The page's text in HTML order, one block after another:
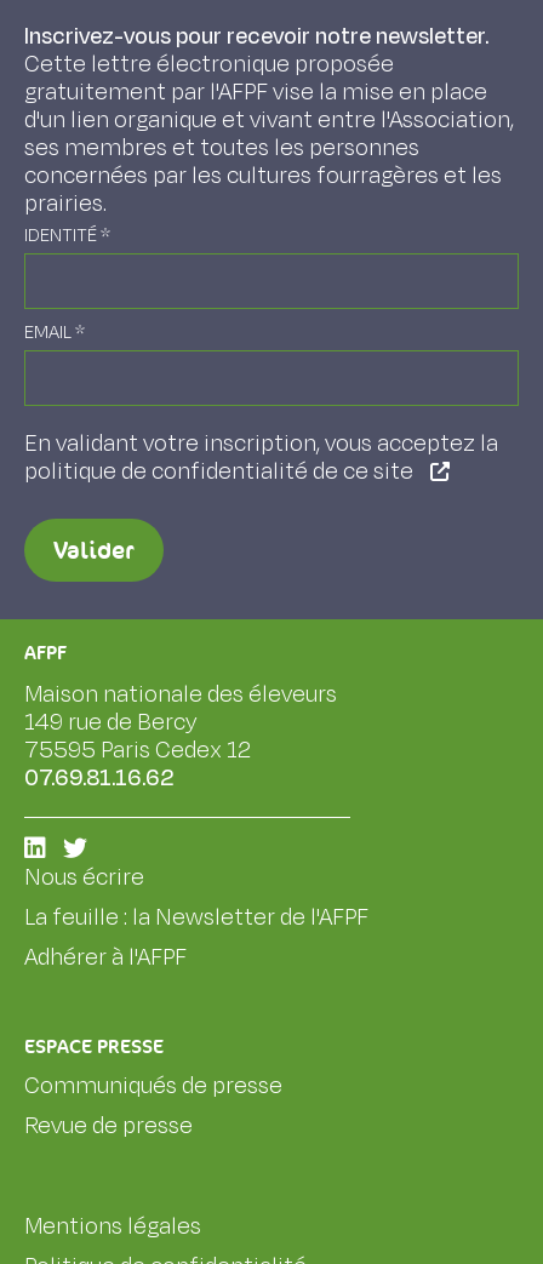
Inscrivez-vous pour recevoir notre newsletter.
Cette lettre électronique proposée
gratuitement par l'AFPF vise la mise en place
d'un lien organique et vivant entre l'Association,
ses membres et toutes les personnes
concernées par les cultures fourragères et les
prairies.
IDENTITÉ*
EMAIL*
En validant votre inscription, vous acceptez la
politique de confidentialité de ce site
Valider
AFPF
Maison nationale des éleveurs
149 rue de Bercy
75595 Paris Cedex 12
07.69.81.16.62
Nous écrire
La feuille : la Newsletter de l'AFPF
Adhérer à l'AFPF
ESPACE PRESSE
Communiqués de presse
Revue de presse
Mentions légales